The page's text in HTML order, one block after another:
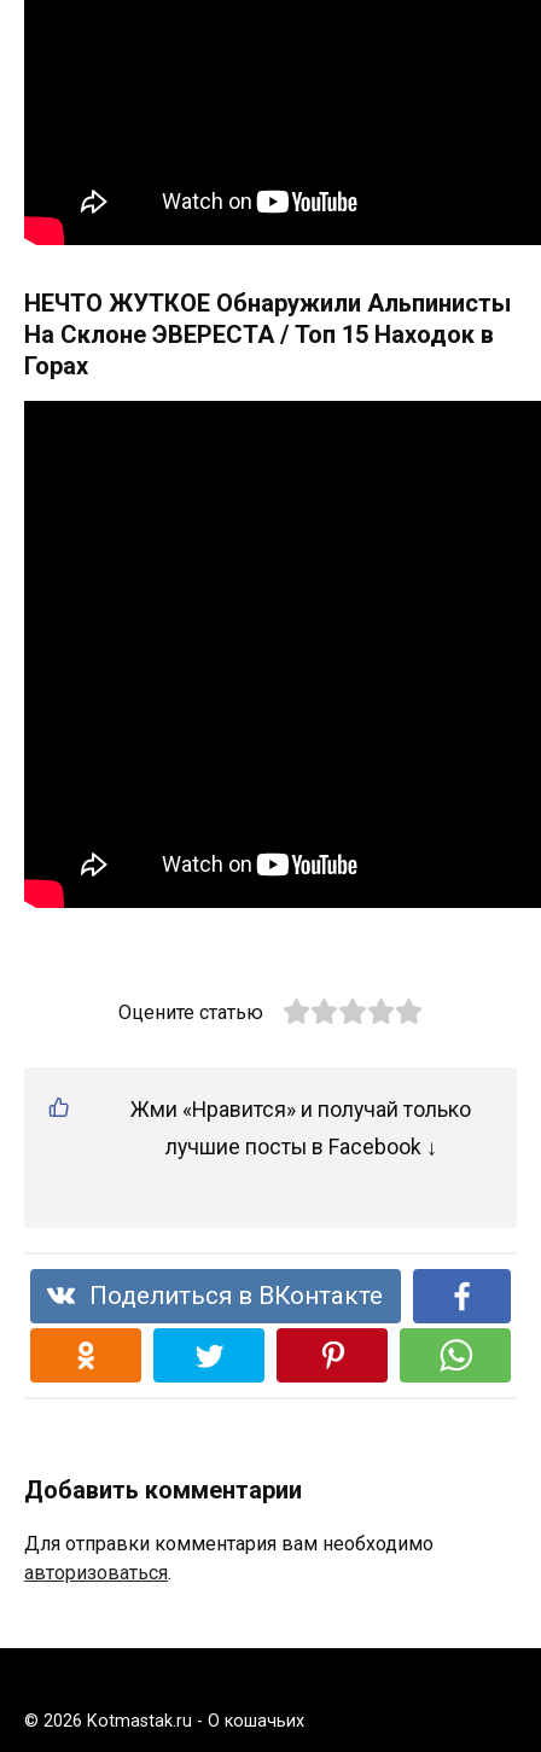
НЕЧТО ЖУТКОЕ Обнаружили Альпинисты
На Склоне ЭВЕРЕСТА / Топ 15 Находок в
Горах
Оцените статью
Жми «Нравится» и получай только
лучшие посты в Facebook ↓
Поделиться в ВКонтакте
Добавить комментарии
Для отправки комментария вам необходимо
авторизоваться.
© 2026 Kotmastak.ru - О кошачьих